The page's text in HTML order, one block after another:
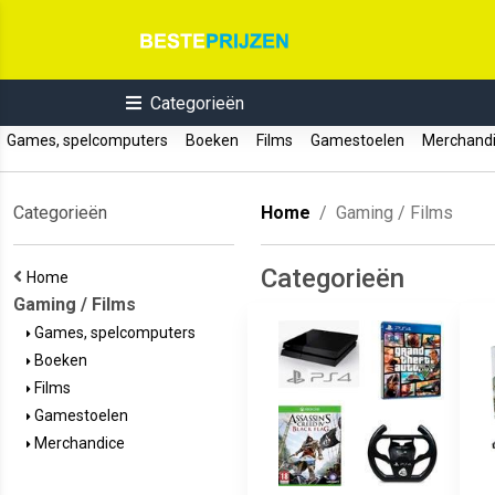
Categorieën
Games, spelcomputers Boeken Films Gamestoelen
Categorieën
Home
Gaming / Films
Games, spelcomputers
Boeken
Films
Gamestoelen
Merchandice
Home Gaming / Films
Categorieën